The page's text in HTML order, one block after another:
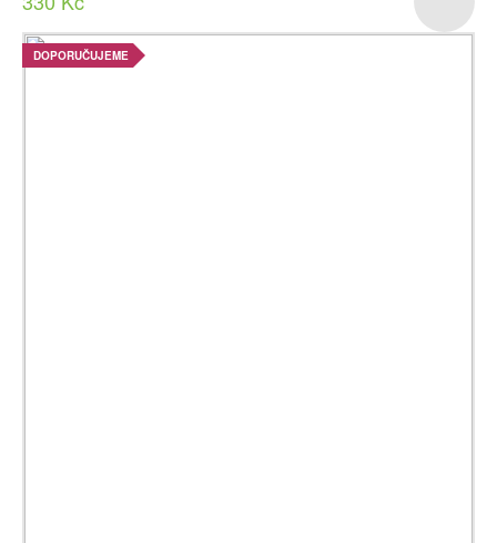
DOPORUČUJEME